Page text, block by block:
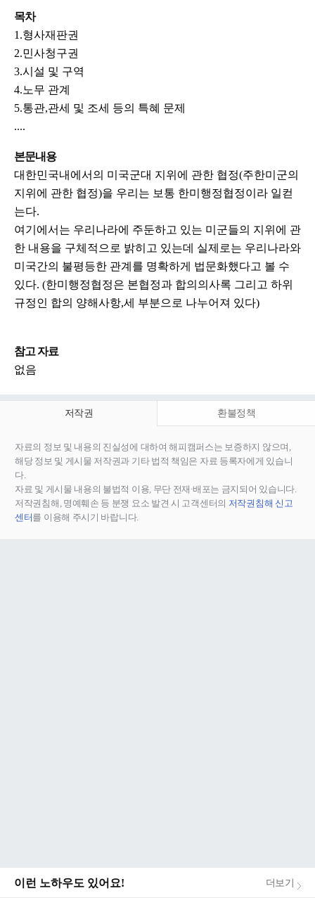
목차
1.형사재판권
2.민사청구권
3.시설 및 구역
4.노무 관계
5.통관,관세 및 조세 등의 특혜 문제
....
본문내용
대한민국내에서의 미국군대 지위에 관한 협정(주한미군의
지위에 관한 협정)을 우리는 보통 한미행정협정이라 일컫
는다.
여기에서는 우리나라에 주둔하고 있는 미군들의 지위에 관
한 내용을 구체적으로 밝히고 있는데 실제로는 우리나라와
미국간의 불평등한 관계를 명확하게 법문화했다고 볼 수
있다. (한미행정협정은 본협정과 합의의사록 그리고 하위
규정인 합의 양해사항,세 부분으로 나누어져 있다)
참고 자료
없음
저작권 환불정책
자료의 정보 및 내용의 진실성에 대하여 해피캠퍼스는 보증하지 않으며,
해당 정보 및 게시물 저작권과 기타 법적 책임은 자료 등록자에게 있습니
다.
자료 및 게시물 내용의 불법적 이용, 무단 전재∙배포는 금지되어 있습니다.
저작권침해, 명예훼손 등 분쟁 요소 발견 시 고객센터의 저작권침해 신고
센터를 이용해 주시기 바랍니다.
이런 노하우도 있어요! 더보기